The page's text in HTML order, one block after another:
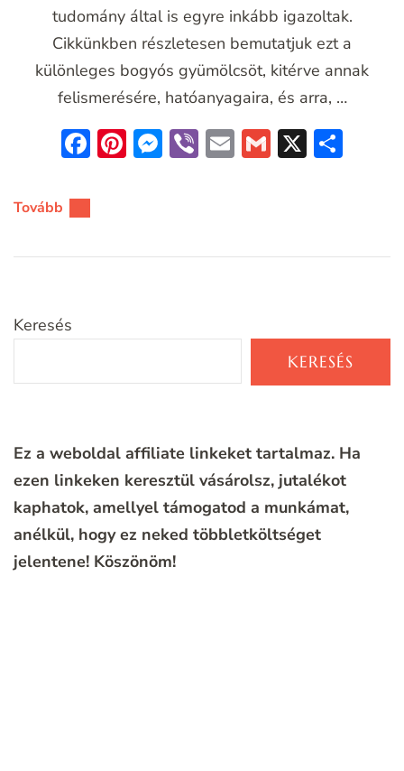
tudomány által is egyre inkább igazoltak.
Cikkünkben részletesen bemutatjuk ezt a
különleges bogyós gyümölcsöt, kitérve annak
felismerésére, hatóanyagaira, és arra, …
Facebook
Pinterest
Messenger
ViberEmailGmail
X
Tovább
Keresés
KERESÉS
Ez a weboldal affiliate linkeket tartalmaz. Ha
ezen linkeken keresztül vásárolsz, jutalékot
kaphatok, amellyel támogatod a munkámat,
anélkül, hogy ez neked többletköltséget
jelentene! Köszönöm!